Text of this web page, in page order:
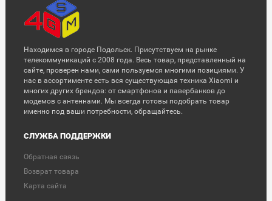
Находимся в городе Подольск. Присутствуем на рынке
телекоммуникаций с 2008 года. Весь товар, представленный на
сайте, проверен нами, сами пользуемся многими позициями. У
нас в ассортименте есть вся существующая техника Xiaomi и
многих других брендов: от смартфонов и павербанков до
модемов с антеннами. Мы всегда готовы подобрать товар
именно под ваши потребности, обращайтесь.
СЛУЖБА ПОДДЕРЖКИ
Обратная связь
Возврат товара
Карта сайта